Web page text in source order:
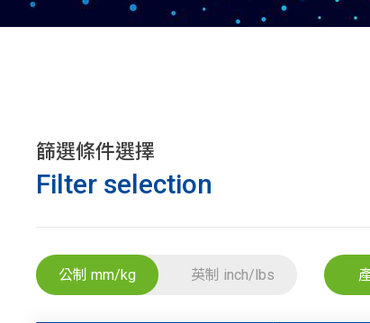
篩選條件選擇
Filter selection
公制 mm/kg 英制 inch/lbs